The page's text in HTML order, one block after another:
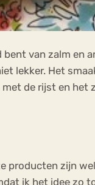
van zalm en
lekker. Het
de rijst en het
producten zijn
ik het idee zo